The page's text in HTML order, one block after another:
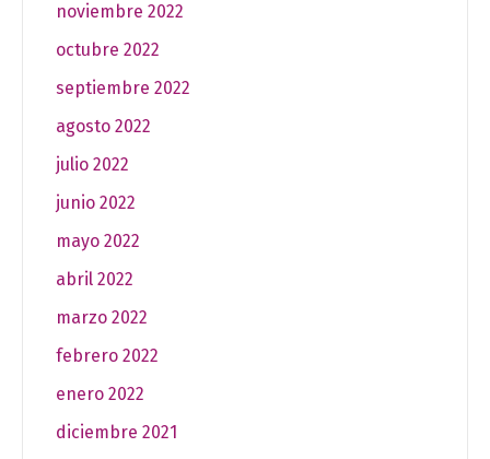
noviembre 2022
octubre 2022
septiembre 2022
agosto 2022
julio 2022
junio 2022
mayo 2022
abril 2022
marzo 2022
febrero 2022
enero 2022
diciembre 2021